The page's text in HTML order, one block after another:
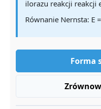
ilorazu reakcji reakcji
Równanie Nernsta: E
Forma